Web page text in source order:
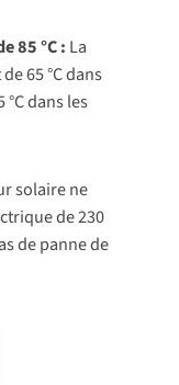
85 °C : La
65 °C dans
dans les
solaire ne
de 230
de panne de